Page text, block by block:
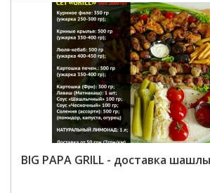
BIG PAPA GRILL - доставка